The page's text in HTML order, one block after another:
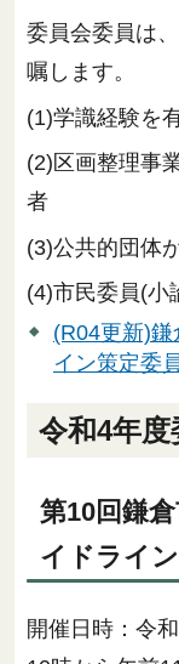
委員会委員は
嘱します。
(1)学識経験を
(2)区画整理事
者
(3)公共的団体
(4)市民委員(小
(R04更新)
イン策定委
令和4年
第10回鎌
イドライ
開催日時：令